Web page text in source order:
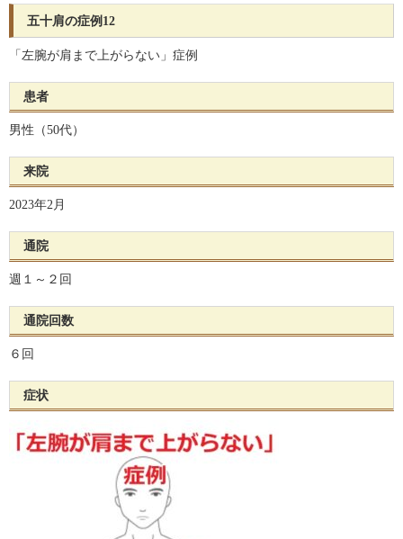
五十肩の症例12
「左腕が肩まで上がらない」症例
患者
男性（50代）
来院
2023年2月
通院
週１～２回
通院回数
６回
症状